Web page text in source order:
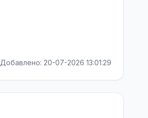
Добавлено: 20-07-2026 13:01:29